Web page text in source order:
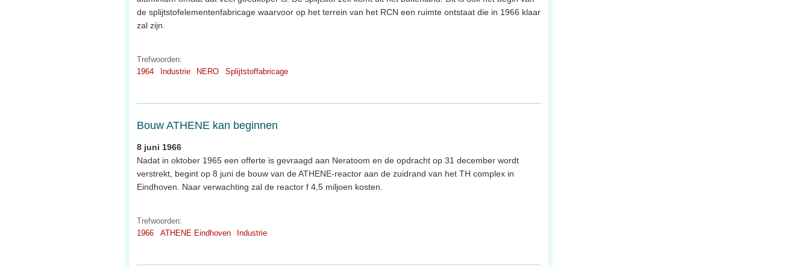
de splijtstofelementenfabricage waarvoor op het terrein van het RCN een ruimte ontstaat die in 1966 klaar
zal zijn.
Trefwoorden:
1964
Industrie NERO Splijtstoffabricage
Bouw ATHENE kan beginnen
8 juni 1966
Nadat in oktober 1965 een offerte is gevraagd aan Neratoom en de opdracht op 31 december wordt
verstrekt, begint op 8 juni de bouw van de ATHENE-reactor aan de zuidrand van het TH complex in
Eindhoven. Naar verwachting zal de reactor f 4,5 miljoen kosten.
Trefwoorden:
1966
ATHENE Eindhoven Industrie